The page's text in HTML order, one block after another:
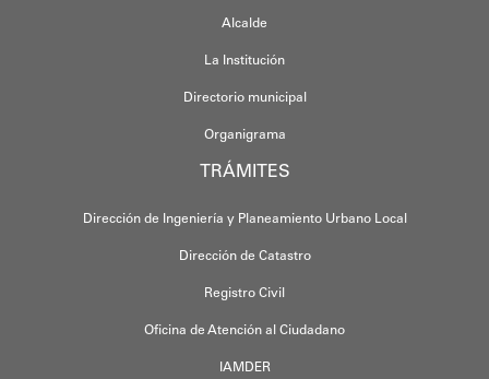
Alcalde
La Institución
Directorio municipal
Organigrama
TRÁMITES
Dirección de Ingeniería y Planeamiento Urbano Local
Dirección de Catastro
Registro Civil
Oficina de Atención al Ciudadano
IAMDER